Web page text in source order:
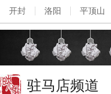
开封 洛阳 平顶山
驻马店频道